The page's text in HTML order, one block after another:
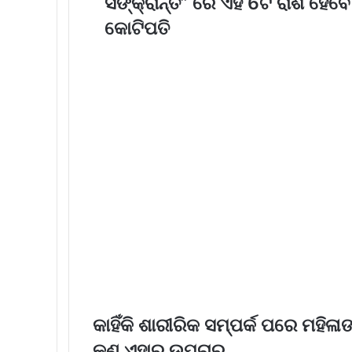
କୋଟିପତି
କାହିଁକି ଶାରୀରିକ ସମ୍ପର୍କ ପରେ